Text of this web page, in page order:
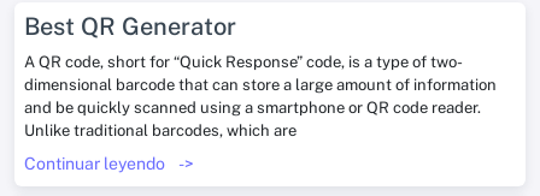
Best QR Generator
A QR code, short for “Quick Response” code, is a type of two-
dimensional barcode that can store a large amount of information
and be quickly scanned using a smartphone or QR code reader.
Unlike traditional barcodes, which are
Continuar leyendo ->